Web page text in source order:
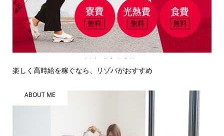
楽しく高時給を稼ぐなら、リゾバがおすすめ
ABOUT ME